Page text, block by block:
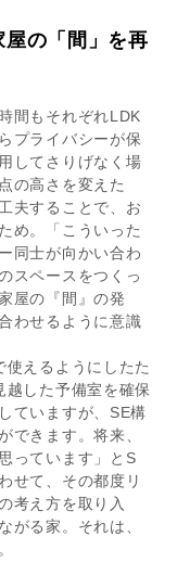
の「間」を再
間もそれぞれLDK
プライバシーが保
してさりげなく場
の高さを変えた
夫することで、お
め。「こういった
同士が向かい合わ
スペースをつくっ
屋の『間』の発
わせるように意識
えるようにしたた
した予備室を確保
ていますが、SE構
できます。将来、
っています」とS
せて、その都度リ
考え方を取り入
がる家。それは、